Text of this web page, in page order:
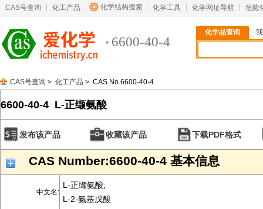
CAS号查询 化工产品 化学结构搜索 化学工具 化学网址导航 危险
6600-40-4
化学品查询
CAS号查询 > 化工产品 > CAS No.6600-40-4
6600-40-4 L-正缬氨酸
发布该产品 收藏该产品 下载PDF格式
CAS Number:6600-40-4 基本信息
中文名:
L-正缬氨酸;
L-2-氨基戊酸